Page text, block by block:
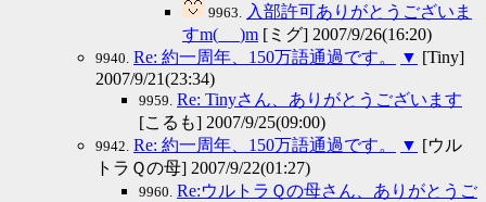
9963.
入部許可ありがとうございま
すm(_ _)m [ミグ] 2007/9/26(16:20)
9940. Re: 約一周年、150万語通過です。 ▼ [Tiny]
2007/9/21(23:34)
9959. Re: Tinyさん、ありがとうございます
[こるも] 2007/9/25(09:00)
9942. Re: 約一周年、150万語通過です。 ▼ [ウル
トラＱの母] 2007/9/22(01:27)
9960. Re:ウルトラＱの母さん、ありがとうご